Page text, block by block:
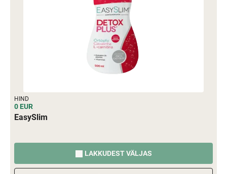
HIND
0 EUR
EasySlim
LAKKUDEST VÄLJAS